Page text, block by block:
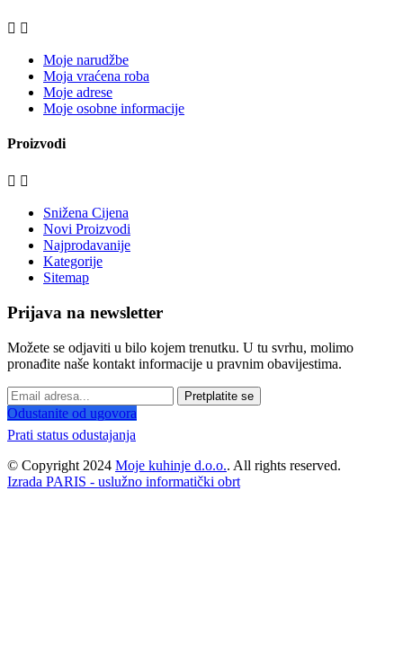
 
Moje narudžbe
Moja vraćena roba
Moje adrese
Moje osobne informacije
Proizvodi
 
Snižena Cijena
Novi Proizvodi
Najprodavanije
Kategorije
Sitemap
Prijava na newsletter
Možete se odjaviti u bilo kojem trenutku. U tu svrhu, molimo
pronađite naše kontakt informacije u pravnim obavijestima.
Pretplatite se
Odustanite od ugovora
Prati status odustajanja
© Copyright 2024 Moje kuhinje d.o.o.. All rights reserved.
Izrada PARIS - uslužno informatički obrt